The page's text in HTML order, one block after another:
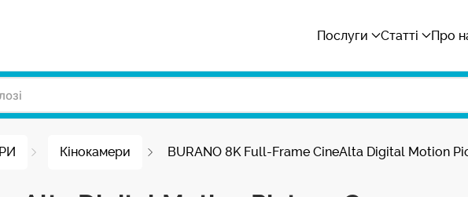
Послуги Статті Про
Кінокамери BURANO 8K Full-Frame CineAlta Digital Motion